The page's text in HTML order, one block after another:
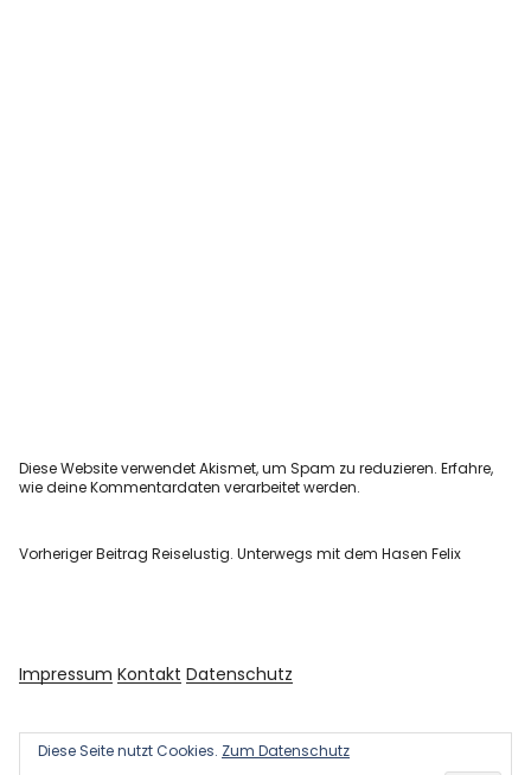
Diese Website verwendet Akismet, um Spam zu reduzieren.Erfahre,
wie deine Kommentardaten verarbeitet werden.
Vorheriger Beitrag Reiselustig. Unterwegs mit dem Hasen Felix
Impressum Kontakt Datenschutz
Diese Seite nutzt Cookies. Zum Datenschutz